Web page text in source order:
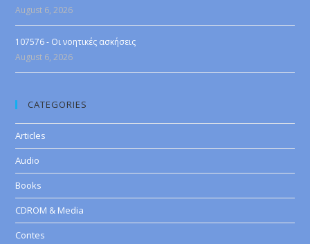
August 6, 2026
107576 - Οι νοητικές ασκήσεις
August 6, 2026
CATEGORIES
Articles
Audio
Books
CDROM & Media
Contes